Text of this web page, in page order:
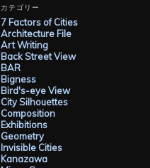
イ
ブ
カテゴリー
7 Factors of Cities
Architecture File
Art Writing
Back Street View
BAR
Bigness
Bird's-eye View
City Silhouettes
Composition
Exhibitions
Geometry
Invisible Cities
Kanazawa